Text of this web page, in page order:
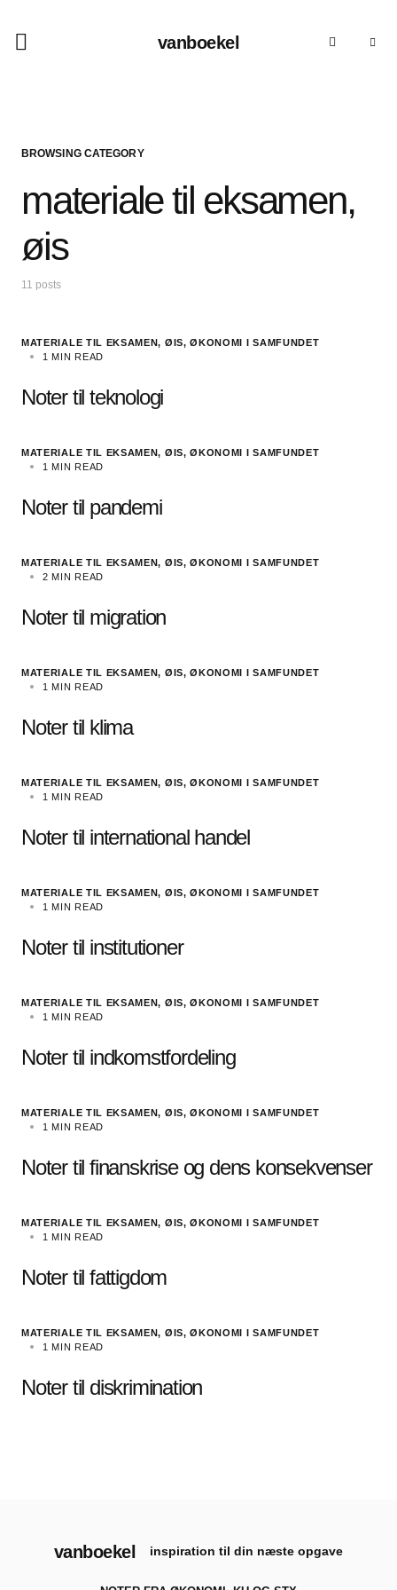
vanboekel
BROWSING CATEGORY
materiale til eksamen,
øis
11 posts
MATERIALE TIL EKSAMEN, ØIS
ØKONOMI I SAMFUNDET
1 MIN READ
Noter til teknologi
MATERIALE TIL EKSAMEN, ØIS
ØKONOMI I SAMFUNDET
1 MIN READ
Noter til pandemi
MATERIALE TIL EKSAMEN, ØIS
ØKONOMI I SAMFUNDET
2 MIN READ
Noter til migration
MATERIALE TIL EKSAMEN, ØIS
ØKONOMI I SAMFUNDET
1 MIN READ
Noter til klima
MATERIALE TIL EKSAMEN, ØIS
ØKONOMI I SAMFUNDET
1 MIN READ
Noter til international handel
MATERIALE TIL EKSAMEN, ØIS
ØKONOMI I SAMFUNDET
1 MIN READ
Noter til institutioner
MATERIALE TIL EKSAMEN, ØIS
ØKONOMI I SAMFUNDET
1 MIN READ
Noter til indkomstfordeling
MATERIALE TIL EKSAMEN, ØIS
ØKONOMI I SAMFUNDET
1 MIN READ
Noter til finanskrise og dens konsekvenser
MATERIALE TIL EKSAMEN, ØIS
ØKONOMI I SAMFUNDET
1 MIN READ
Noter til fattigdom
MATERIALE TIL EKSAMEN, ØIS
ØKONOMI I SAMFUNDET
1 MIN READ
Noter til diskrimination
vanboekel inspiration til din næste opgave